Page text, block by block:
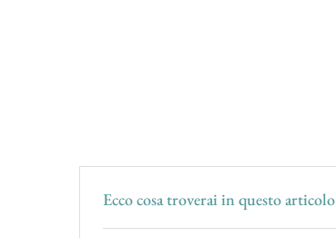
Ecco cosa troverai in questo articolo